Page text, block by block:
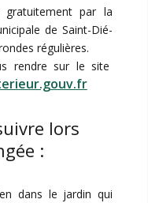
gratuitement par la
de Saint-Dié-
régulières.
rendre sur le site
lors
:
dans le jardin qui